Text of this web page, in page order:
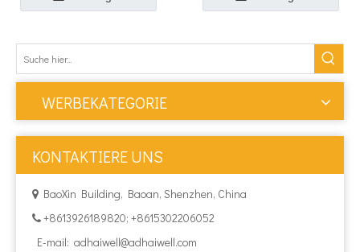
WERBEKATEGORIE
KONTAKTIERE UNS
 BaoXin Building, Baoan, Shenzhen, China
 +8613926189820; +8615302206052
E-mail: adhaiwell@adhaiwell.com